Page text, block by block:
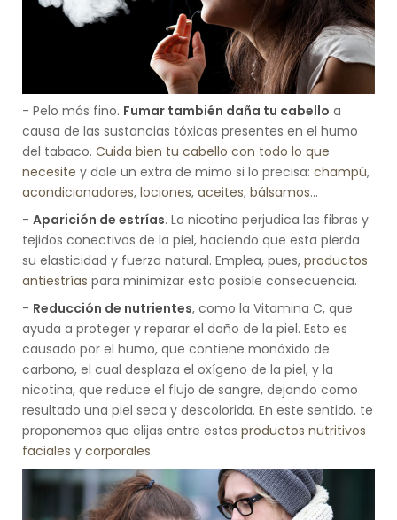
- Pelo más fino. Fumar también daña tu cabello a
causa de las sustancias tóxicas presentes en el humo
del tabaco. Cuida bien tu cabello con todo lo que
necesite y dale un extra de mimo si lo precisa: champú,
acondicionadores, lociones, aceites, bálsamos…
- Aparición de estrías. La nicotina perjudica las fibras y
tejidos conectivos de la piel, haciendo que esta pierda
su elasticidad y fuerza natural. Emplea, pues, productos
antiestrías para minimizar esta posible consecuencia.
- Reducción de nutrientes, como la Vitamina C, que
ayuda a proteger y reparar el daño de la piel. Esto es
causado por el humo, que contiene monóxido de
carbono, el cual desplaza el oxígeno de la piel, y la
nicotina, que reduce el flujo de sangre, dejando como
resultado una piel seca y descolorida. En este sentido, te
proponemos que elijas entre estos productos nutritivos
faciales y corporales.